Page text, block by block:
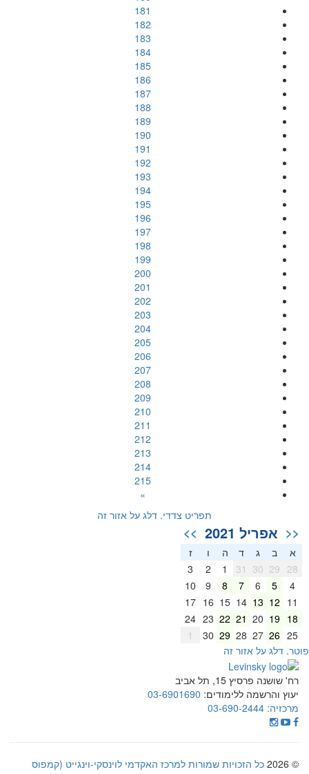
181
182
183
184
185
186
187
188
189
190
191
192
193
194
195
196
197
198
199
200
201
202
203
204
205
206
207
208
209
210
211
212
213
214
215
»
תפריט צדדי. דלג על אזור זה
<< אפריל 2021 >>
א ב ג ד ה
ז
28
29
30
31
2
3
4
5
6
7
8
9
10
11
12
13
14
15
16
17
18
19
20
21
22
23
24
25
26
27
28
29
30
דלג על אזור זה
רח' שושנה פרסיץ 15, תל אביב
יעוץ והרשמה ללימודים: 03-6901690
מרכזיה: 03-690-2444
© 2026
כל הזכויות שמורות למרכז האקדמי לוינסקי-וינגייט (קמפוס